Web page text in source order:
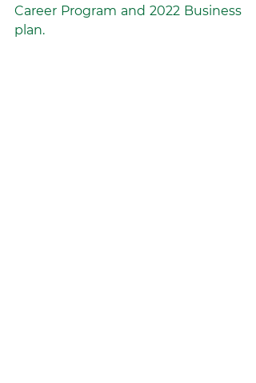
Career Program and 2022 Business
plan.